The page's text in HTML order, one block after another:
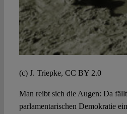
(c) J. Triepke, CC BY 2.0
Man reibt sich die Augen: Da
parlamentarischen Demokratie